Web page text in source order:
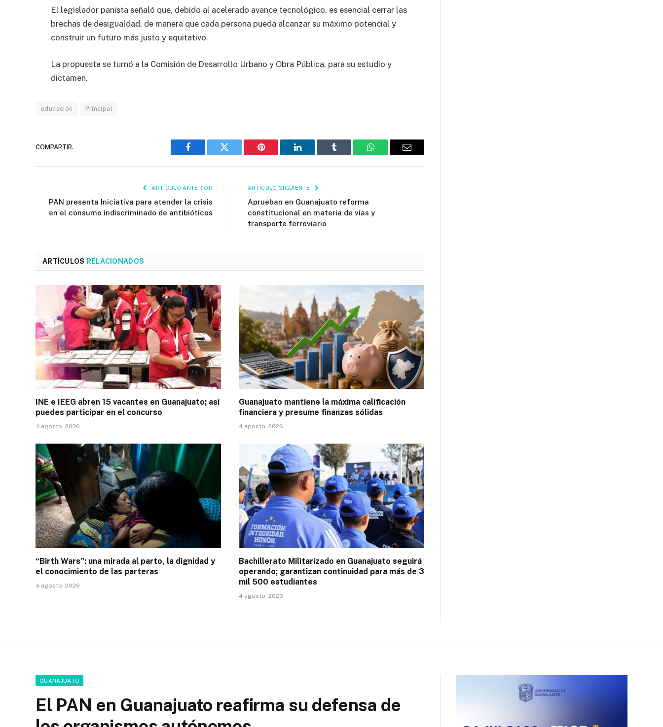
El legislador panista señaló que, debido al acelerado avance tecnológico, es esencial cerrar las
brechas de desigualdad, de manera que cada persona pueda alcanzar su máximo potencial y
construir un futuro más justo y equitativo.
La propuesta se turnó a la Comisión de Desarrollo Urbano y Obra Pública, para su estudio y
dictamen.
educación Principal
COMPARTIR.
Facebook Twitter Pinterest LinkedIn Tumblr WhatsAppEmail
ARTÍCULO ANTERIOR
PAN presenta Iniciativa para atender la crisis
en el consumo indiscriminado de antibióticos
ARTÍCULO SIGUIENTE
Aprueban en Guanajuato reforma
constitucional en materia de vías y
transporte ferroviario
ARTÍCULOS RELACIONADOS
INE e IEEG abren 15 vacantes en Guanajuato; así
puedes participar en el concurso
4 agosto, 2026
Guanajuato mantiene la máxima calificación
financiera y presume finanzas sólidas
4 agosto, 2026
“Birth Wars”: una mirada al parto, la dignidad y
el conocimiento de las parteras
4 agosto, 2026
Bachillerato Militarizado en Guanajuato seguirá
operando; garantizan continuidad para más de 3
mil 500 estudiantes
4 agosto, 2026
GUANAJUATO
El PAN en Guanajuato reafirma su defensa de